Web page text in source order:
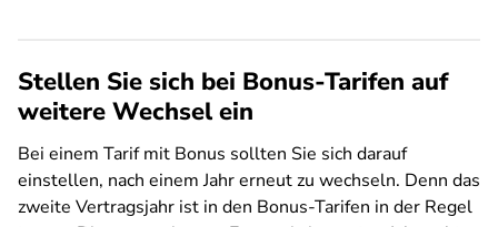
Stellen Sie sich bei Bonus-Tarifen auf
weitere Wechsel ein
Bei einem Tarif mit Bonus sollten Sie sich darauf
einstellen, nach einem Jahr erneut zu wechseln. Denn das
zweite Vertragsjahr ist in den Bonus-Tarifen in der Regel